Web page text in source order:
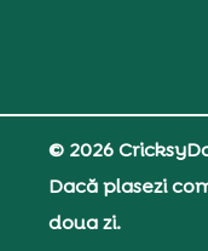
© 2026
Dacă plasezi
doua zi.